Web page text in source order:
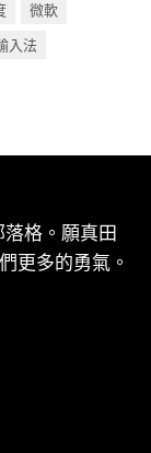
微軟
入法
格。願真田
更多的勇氣。